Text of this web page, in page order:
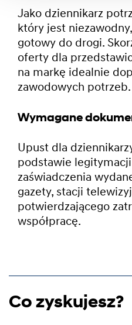
Jako dziennikarz
który jest
gotowy do drogi.
oferty dla
na markę idealnie
zawodowych potrzeb.
Wymagane
Upust dla
podstawie
zaświadczenia
gazety, stacji
potwierdzającego
współpracę.
Co zyskujesz?